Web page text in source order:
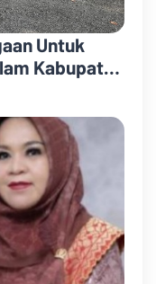
Untuk
Kabupaten